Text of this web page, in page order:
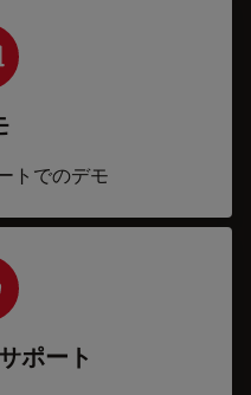
トでのデモ
ポート